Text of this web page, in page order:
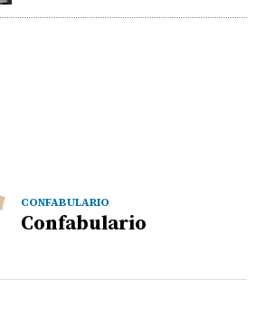
CONFABULARIO
Confabulario